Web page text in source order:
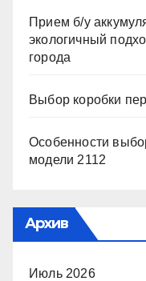
Прием б/у
экологичный
города
Выбор коробки
Особенности
модели 2112
Архив
Июль 2026